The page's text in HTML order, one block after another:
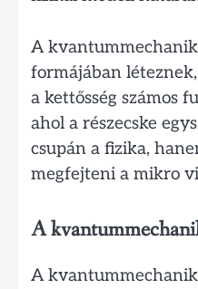
A
formájában
a kettősség számos
ahol a részecske
csupán a fizika,
megfejteni a mikro
A
A